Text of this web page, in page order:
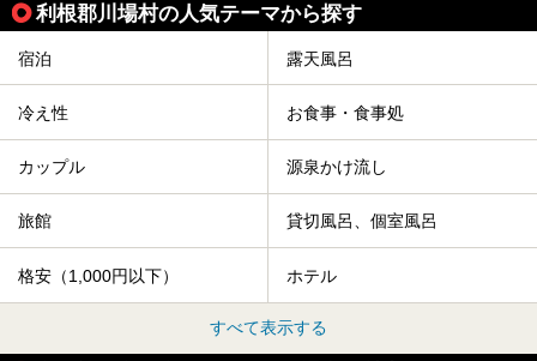
利根郡川場村の人気テーマから探す
宿泊 露天風呂
冷え性 お食事・食事処
カップル 源泉かけ流し
旅館 貸切風呂、個室風呂
格安（1,000円以下） ホテル
すべて表示する